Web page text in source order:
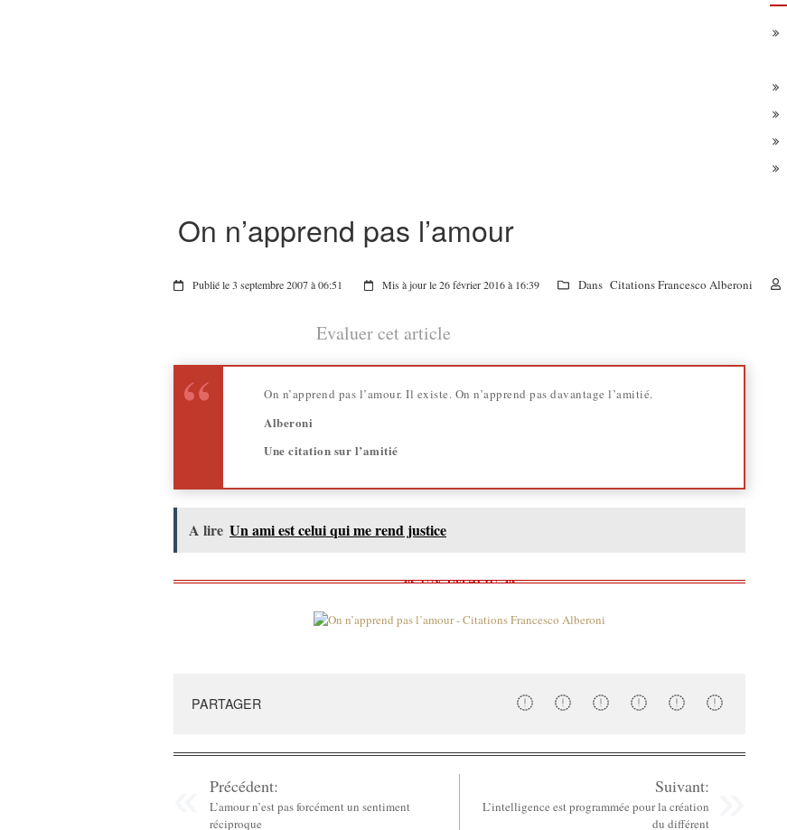
On n’apprend pas l’amour
Publié le 3 septembre 2007 à 06:51 Mis à jour le 26 février 2016 à 16:39 Dans Citations Francesco Alberoni
Evaluer cet article
On n’apprend pas l’amour. Il existe. On n’apprend pas davantage l’amitié.
Alberoni
Une citation sur l’amitié
A lire Un ami est celui qui me rend justice
PARTAGER
Précédent:
L’amour n’est pas forcément un sentiment
réciproque
Suivant:
L’intelligence est programmée pour la création
du différent